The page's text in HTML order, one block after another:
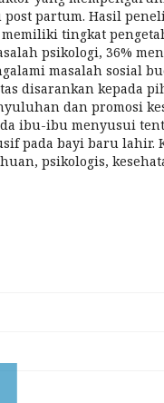
post partum. Hasil
tingkat
psikologi, 36%
masalah sosial
disarankan kepada
dan promosi
ibu-ibu menyusui
pada bayi baru lahir.
psikologis,